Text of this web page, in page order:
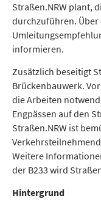
Straßen.NRW plant,
durchzuführen.
informieren.
Zusätzlich beseitigt
Brückenbauwerk.
die Arbeiten
Engpässen auf den
Straßen.NRW ist
Weitere
der B233 wird
Hintergrund